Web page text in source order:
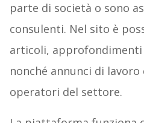
parte di società o sono
consulenti. Nel sito è
articoli,
nonché annunci di
operatori del settore.